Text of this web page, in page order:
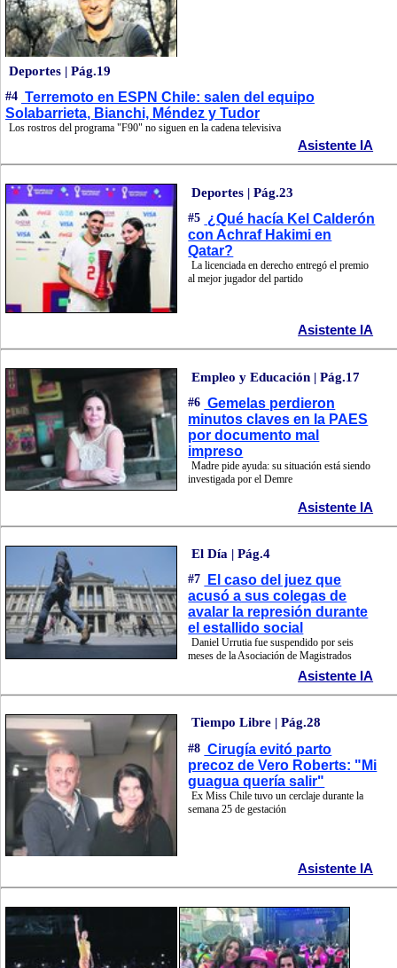
Deportes | Pág.19
#4 Terremoto en ESPN Chile: salen del equipo
Solabarrieta, Bianchi, Méndez y Tudor
Los rostros del programa "F90" no siguen en la cadena televisiva
Asistente IA
Deportes | Pág.23
#5 ¿Qué hacía Kel Calderón
con Achraf Hakimi en
Qatar?
La licenciada en derecho entregó el premio
al mejor jugador del partido
Asistente IA
Empleo y Educación | Pág.17
#6 Gemelas perdieron
minutos claves en la PAES
por documento mal
impreso
Madre pide ayuda: su situación está siendo
investigada por el Demre
Asistente IA
El Día | Pág.4
#7
El caso del juez que
acusó a sus colegas de
avalar la represión durante
el estallido social
Daniel Urrutia fue suspendido por seis
meses de la Asociación de Magistrados
Asistente IA
Tiempo Libre | Pág.28
#8 Cirugía evitó parto
precoz de Vero Roberts: "Mi
guagua quería salir"
Ex Miss Chile tuvo un cerclaje durante la
semana 25 de gestación
Asistente IA